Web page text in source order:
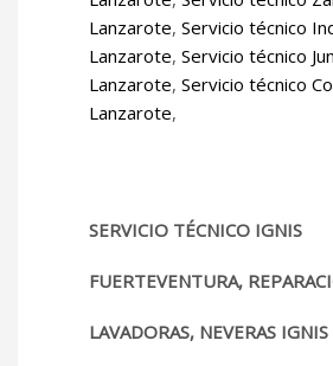
Lanzarote, Servicio técnico
Lanzarote, Servicio técnico
Lanzarote, Servicio técnico
Lanzarote,
SERVICIO TÉCNICO IGNIS
FUERTEVENTURA,
LAVADORAS, NEVERAS IGNIS